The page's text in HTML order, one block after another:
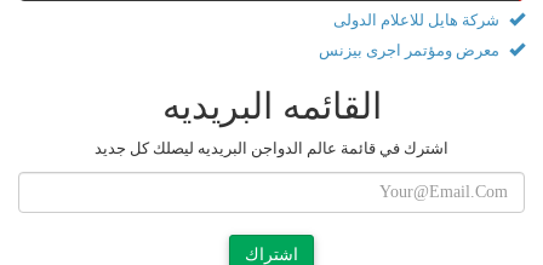
شركة هايل للاعلام الدولى
معرض ومؤتمر اجرى بيزنس
القائمه البريديه
اشترك في قائمة عالم الدواجن البريديه ليصلك كل جديد
اشتراك